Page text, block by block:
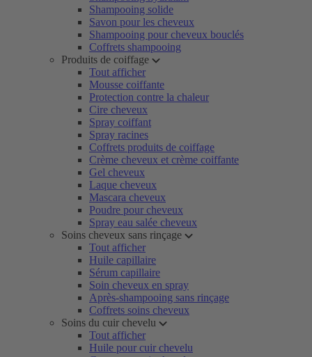
Shampooing solide
Savon pour les cheveux
Shampooing pour cheveux bouclés
Coffrets shampooing
Produits de coiffage
Tout afficher
Mousse coiffante
Protection contre la chaleur
Cire cheveux
Spray coiffant
Spray racines
Coffrets produits de coiffage
Crème cheveux et crème coiffante
Gel cheveux
Laque cheveux
Mascara cheveux
Poudre pour cheveux
Spray eau salée cheveux
Soins cheveux sans rinçage
Tout afficher
Huile capillaire
Sérum capillaire
Soin cheveux en spray
Après-shampooing sans rinçage
Coffrets soins cheveux
Soins du cuir chevelu
Tout afficher
Huile pour cuir chevelu